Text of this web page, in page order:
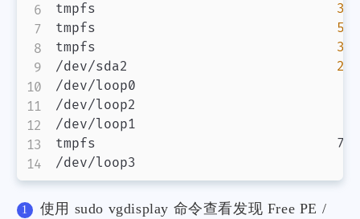
tmpfs 3
tmpfs 5
tmpfs 3
/dev/sda2 2
/dev/loop0
/dev/loop2
/dev/loop1
tmpfs
/dev/loop3
使用 sudo vgdisplay 命令查看发现 Free PE /